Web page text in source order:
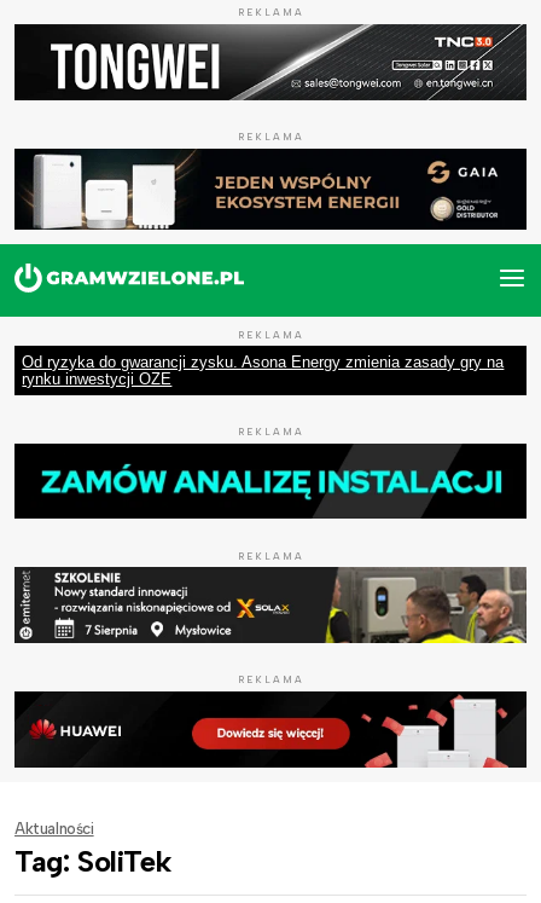
REKLAMA
REKLAMA
REKLAMA
Od ryzyka do gwarancji zysku. Asona Energy zmienia zasady gry na
rynku inwestycji OZE
REKLAMA
REKLAMA
REKLAMA
Aktualności
Tag: SoliTek